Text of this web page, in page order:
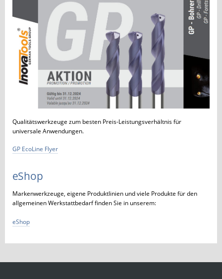
Qualitätswerkzeuge zum besten Preis-Leistungsverhältnis für
universale Anwendungen.
GP EcoLine Flyer
eShop
Markenwerkzeuge, eigene Produktlinien und viele Produkte für den
allgemeinen Werkstattbedarf finden Sie in unserem:
eShop